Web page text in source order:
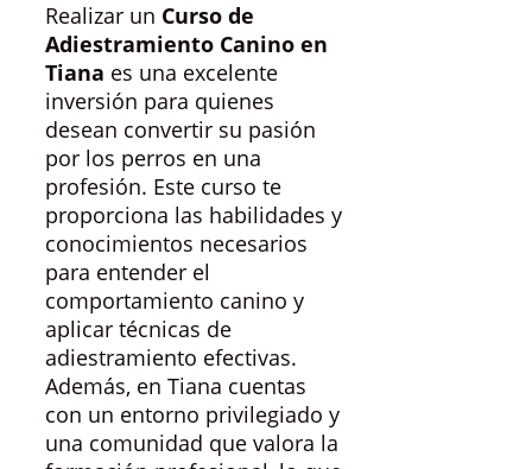
Realizar un Curso de
Adiestramiento Canino en
Tiana es una excelente
inversión para quienes
desean convertir su pasión
por los perros en una
profesión. Este curso te
proporciona las habilidades y
conocimientos necesarios
para entender el
comportamiento canino y
aplicar técnicas de
adiestramiento efectivas.
Además, en Tiana cuentas
con un entorno privilegiado y
una comunidad que valora la